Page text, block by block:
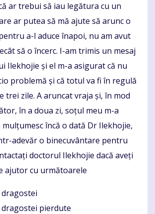
ar trebui să iau legătura cu un
ar putea să mă ajute să arunc o
a-l aduce înapoi, nu am avut
să o încerc. I-am trimis un mesaj
Ilekhojie și el m-a asigurat că nu
problemă și că totul va fi în regulă
trei zile. A aruncat vraja și, în mod
în a doua zi, soțul meu m-a
mulțumesc încă o dată Dr Ilekhojie,
adevăr o binecuvântare pentru
doctorul Ilekhojie dacă aveți
ajutor cu următoarele
dragostei
dragostei pierdute